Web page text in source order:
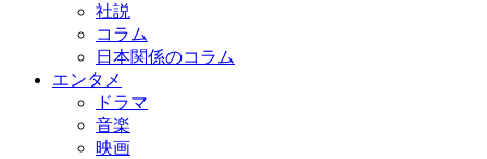
社説
コラム
日本関係のコラム
エンタメ
ドラマ
音楽
映画